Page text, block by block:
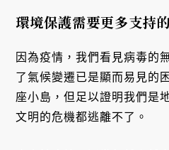
環境保護需要更多支持
因為疫情，我們看見病毒的
了氣候變遷已是顯而易見的
座小島，但足以證明我們是
文明的危機都逃離不了。